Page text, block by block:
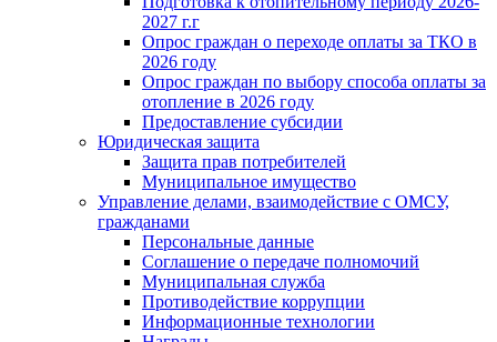
2027 г.г
Опрос граждан о переходе оплаты за ТКО в
2026 году
Опрос граждан по выбору способа оплаты за
отопление в 2026 году
Предоставление субсидии
Юридическая защита
Защита прав потребителей
Муниципальное имущество
Управление делами, взаимодействие с ОМСУ,
гражданами
Персональные данные
Соглашение о передаче полномочий
Муниципальная служба
Противодействие коррупции
Информационные технологии